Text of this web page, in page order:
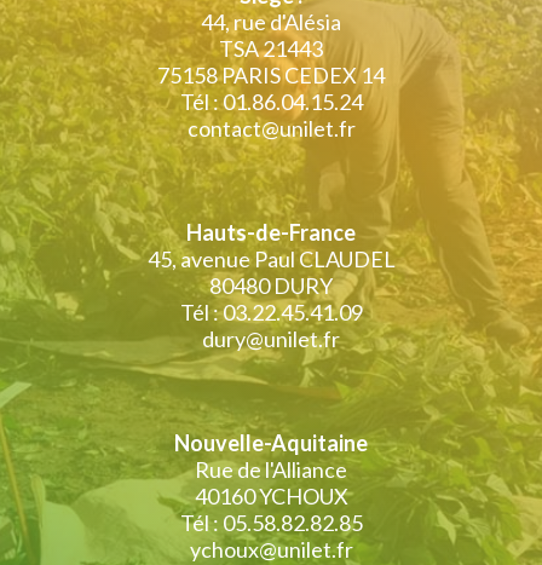
44, rue d'Alésia
TSA 21443
75158 PARIS CEDEX 14
Tél : 01.86.04.15.24
contact@unilet.fr
Hauts-de-France
45, avenue Paul CLAUDEL
80480 DURY
Tél : 03.22.45.41.09
dury@unilet.fr
Nouvelle-Aquitaine
Rue de l'Alliance
40160 YCHOUX
Tél : 05.58.82.82.85
ychoux@unilet.fr